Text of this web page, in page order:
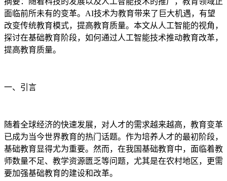
面临前所未有的变革。AI技术为教育带来了巨大机遇，有望
改变传统教育模式，提高教育质量。本文从人工智能的视角，
探讨在基础教育阶段，如何通过人工智能技术推动教育改革，
提高教育质量。
一、引言
随着全球经济的快速发展，对人才的需求越来越高，教育变革
已成为当今世界教育的热门话题。作为培养人才的最初阶段，
基础教育显得尤为重要。然而，在我国基础教育中，面临着教
师数量不足、教学资源匮乏等问题，尤其是在农村地区，更需
要加强基础教育的建设和改革。